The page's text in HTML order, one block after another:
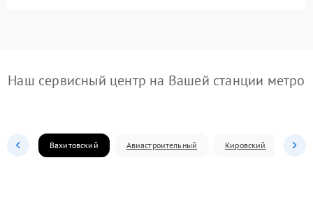
Наш сервисный центр на Вашей станции метро
Вахитовский Авиастроительный Кировский